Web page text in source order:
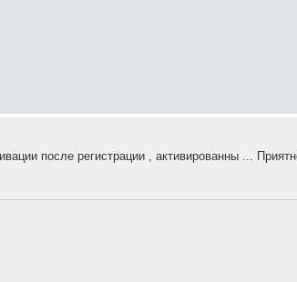
после регистрации , активированны ...